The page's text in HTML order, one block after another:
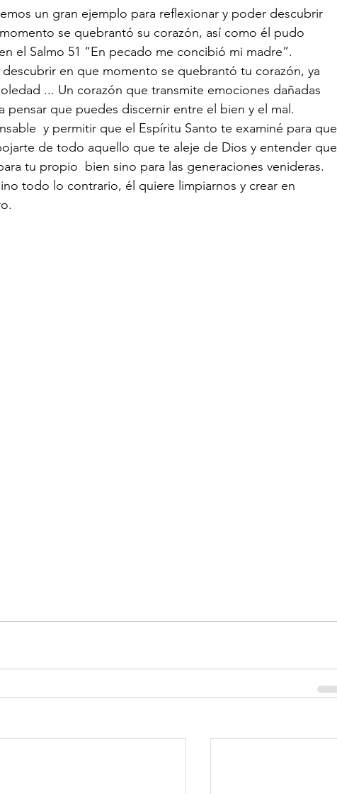
un gran ejemplo para reflexionar y poder descubrir
se quebrantó su corazón, así como él pudo
el Salmo 51 “En pecado me concibió mi madre”.
en que momento se quebrantó tu corazón, ya
... Un corazón que transmite emociones dañadas
pensar que puedes discernir entre el bien y el mal.
y permitir que el Espíritu Santo te examiné para que
de todo aquello que te aleje de Dios y entender que
tu propio  bien sino para las generaciones venideras.
todo lo contrario, él quiere limpiarnos y crear en